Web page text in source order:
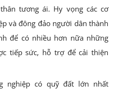
tương ái. Hy vọng các cơ
và đông đảo người dân thành
để có nhiều hơn nữa những
tiếp sức, hỗ trợ để cải thiện
nghiệp có quỹ đất lớn nhất